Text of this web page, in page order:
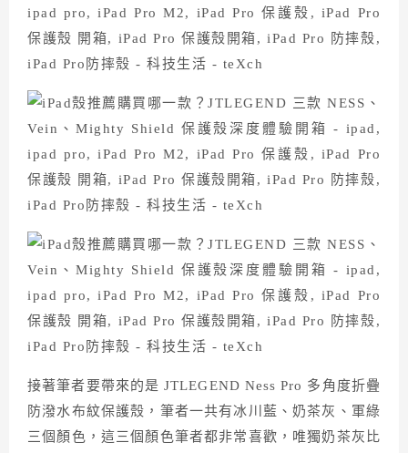
接著筆者要帶來的是 JTLEGEND Ness Pro 多角度折疊
防潑水布紋保護殼，筆者一共有冰川藍、奶茶灰、軍綠
三個顏色，這三個顏色筆者都非常喜歡，唯獨奶茶灰比